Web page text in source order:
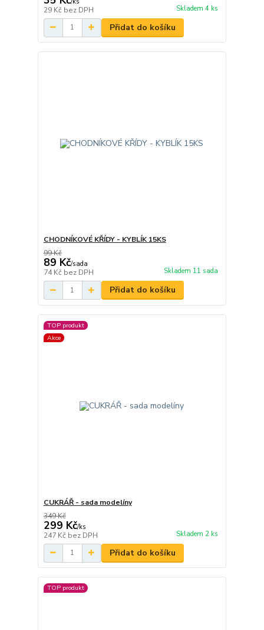
29 Kč bez DPH Skladem 4 ks
Přidat do košíku
CHODNÍKOVÉ KŘÍDY - KYBLÍK 15KS
99 Kč
89 Kč/sada
74 Kč bez DPH Skladem 11 sada
Přidat do košíku
TOP produkt
Akce
CUKRÁŘ - sada modelíny
349 Kč
299 Kč/ks
247 Kč bez DPH Skladem 2 ks
Přidat do košíku
TOP produkt